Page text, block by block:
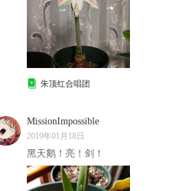
朱顶红合唱团
MissionImpossible
2019年01月18日
黑天鹅！亮！剑！